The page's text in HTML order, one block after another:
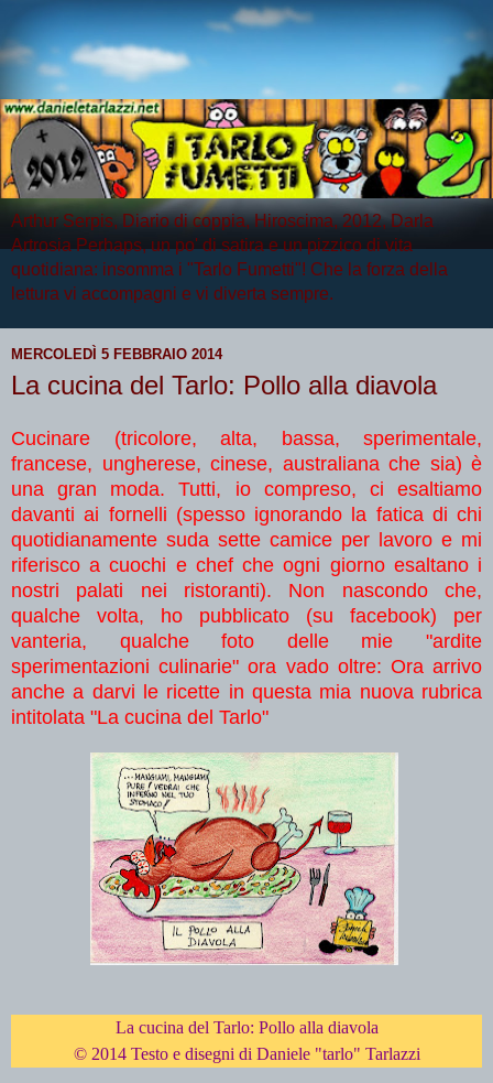
Arthur Serpis, Diario di coppia, Hiroscima, 2012, Darla
Artrosia Perhaps, un po' di satira e un pizzico di vita
quotidiana: insomma i "Tarlo Fumetti"! Che la forza della
lettura vi accompagni e vi diverta sempre.
MERCOLEDÌ 5 FEBBRAIO 2014
La cucina del Tarlo: Pollo alla diavola
Cucinare (tricolore, alta, bassa, sperimentale,
francese, ungherese, cinese, australiana che sia) è
una gran moda. Tutti, io compreso, ci esaltiamo
davanti ai fornelli (spesso ignorando la fatica di chi
quotidianamente suda sette camice per lavoro e mi
riferisco a cuochi e chef che ogni giorno esaltano i
nostri palati nei ristoranti). Non nascondo che,
qualche volta, ho pubblicato (su facebook) per
vanteria, qualche foto delle mie "ardite
sperimentazioni culinarie" ora vado oltre: Ora arrivo
anche a darvi le ricette in questa mia nuova rubrica
intitolata "La cucina del Tarlo"
La cucina del Tarlo: Pollo alla diavola
© 2014 Testo e disegni di Daniele "tarlo" Tarlazzi